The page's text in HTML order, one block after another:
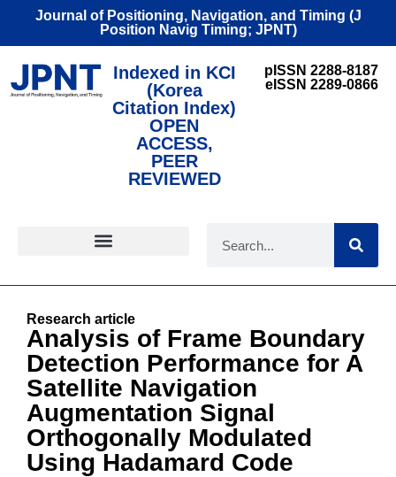
Journal of Positioning, Navigation, and Timing (J
Position Navig Timing; JPNT)
Indexed in KCI
(Korea
Citation Index)
OPEN
ACCESS,
PEER
REVIEWED
pISSN 2288-8187
eISSN 2289-0866
Research article
Analysis of Frame Boundary
Detection Performance for A
Satellite Navigation
Augmentation Signal
Orthogonally Modulated
Using Hadamard Code